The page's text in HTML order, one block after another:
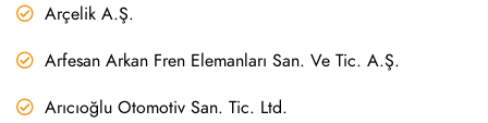
Arçelik A.Ş.
Arfesan Arkan Fren Elemanları San. Ve Tic. A.Ş.
Arıcıoğlu Otomotiv San. Tic. Ltd.